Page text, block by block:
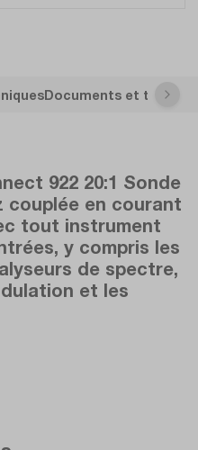
Documents et
922 20:1 Sonde
couplée en courant
tout instrument
y compris les
de spectre,
et les